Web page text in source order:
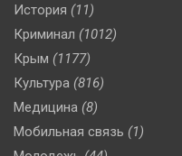
История (11)
Криминал (1012)
Крым (1177)
Культура (816)
Медицина (8)
Мобильная связь (1)